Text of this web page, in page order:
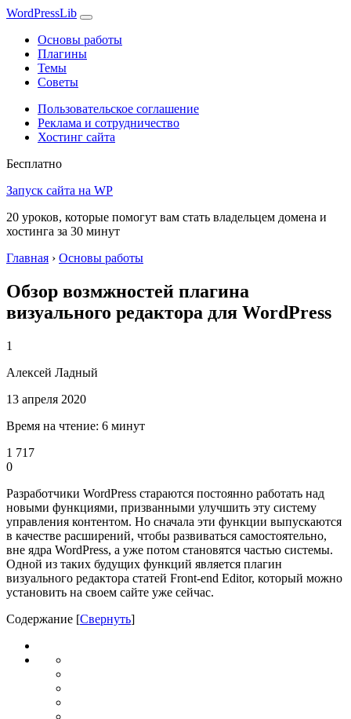
WordPressLib
Основы работы
Плагины
Темы
Советы
Пользовательское соглашение
Реклама и сотрудничество
Хостинг сайта
Бесплатно
Запуск сайта на WP
20 уроков, которые помогут вам стать владельцем домена и
хостинга за 30 минут
Главная › Основы работы
Обзор возмжностей плагина
визуального редактора для WordPress
1
Алексей Ладный
13 апреля 2020
Время на чтение: 6 минут
1 717
0
Разработчики WordPress стараются постоянно работать над
новыми функциями, призванными улучшить эту систему
управления контентом. Но сначала эти функции выпускаются
в качестве расширений, чтобы развиваться самостоятельно,
вне ядра WordPress, а уже потом становятся частью системы.
Одной из таких будущих функций является плагин
визуального редактора статей Front-end Editor, который можно
установить на своем сайте уже сейчас.
Содержание [Свернуть]